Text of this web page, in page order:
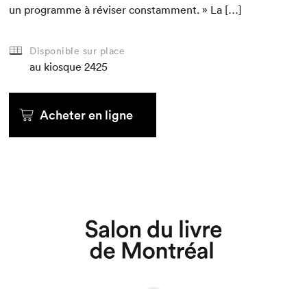
Que cherchez-vous?
un pro­gramme à révis­er con­stam­ment. » La […]
Disponible sur place
au kiosque 2425
Acheter en ligne